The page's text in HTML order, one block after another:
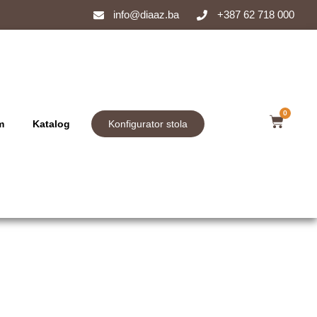
info@diaaz.ba +387 62 718 000
Katalog Konfigurator stola
0